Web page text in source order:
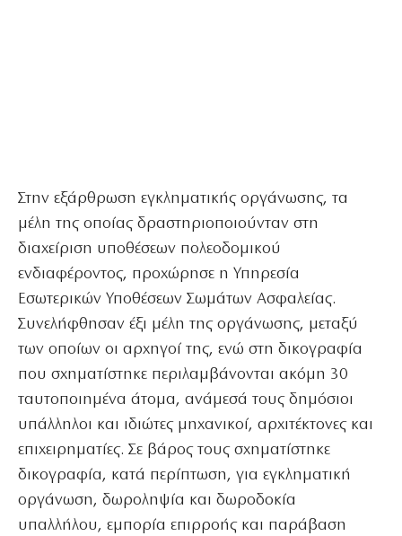
Στην εξάρθρωση εγκληματικής οργάνωσης, τα
μέλη της οποίας δραστηριοποιούνταν στη
διαχείριση υποθέσεων πολεοδομικού
ενδιαφέροντος, προχώρησε η Υπηρεσία
Εσωτερικών Υποθέσεων Σωμάτων Ασφαλείας.
Συνελήφθησαν έξι μέλη της οργάνωσης, μεταξύ
των οποίων οι αρχηγοί της, ενώ στη δικογραφία
που σχηματίστηκε περιλαμβάνονται ακόμη 30
ταυτοποιημένα άτομα, ανάμεσά τους δημόσιοι
υπάλληλοι και ιδιώτες μηχανικοί, αρχιτέκτονες και
επιχειρηματίες. Σε βάρος τους σχηματίστηκε
δικογραφία, κατά περίπτωση, για εγκληματική
οργάνωση, δωροληψία και δωροδοκία
υπαλλήλου, εμπορία επιρροής και παράβαση